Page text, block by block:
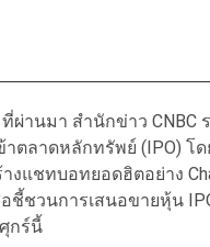
านมา สำนักข่าว CNBC
าตลาดหลักทรัพย์ (IPO) โ
งแชทบอทยอดฮิตอย่าง
ชี้ชวนการเสนอขายหุ้น
กร์นี้